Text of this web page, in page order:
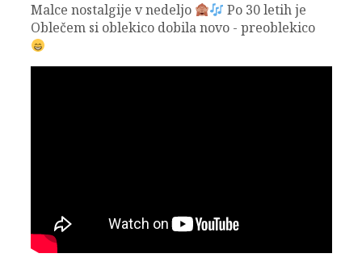
Malce nostalgije v nedeljo
Po 30 letih je
Oblečem si oblekico dobila novo - preoblekico